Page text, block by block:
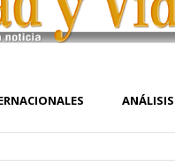
ANÁLISIS